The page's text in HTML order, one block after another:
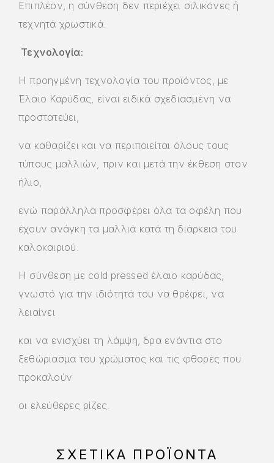
Επιπλέον, η σύνθεση δεν περιέχει σιλικόνες ή
τεχνητά χρωστικά.
Τεχνολογία:
Η προηγμένη τεχνολογία του προϊόντος, με
Έλαιο Καρύδας, είναι ειδικά σχεδιασμένη να
προστατεύει,
να καθαρίζει και να περιποιείται όλους τους
τύπους μαλλιών, πριν και μετά την έκθεση στον
ήλιο,
ενώ παράλληλα προσφέρει όλα τα οφέλη που
έχουν ανάγκη τα μαλλιά κατά τη διάρκεια του
καλοκαιριού.
Η σύνθεση με cold pressed έλαιο καρύδας,
γνωστό για την ιδιότητά του να θρέφει, να
λειαίνει
και να ενισχύει τη λάμψη, δρα ενάντια στο
ξεθώριασμα του χρώματος και τις φθορές που
προκαλούν
οι ελεύθερες ρίζες.
ΣΧΕΤΙΚΆ ΠΡΟΪΌΝΤΑ